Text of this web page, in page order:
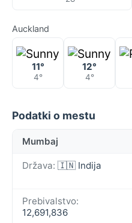
Auckland
11°
4°
12°
4°
Podatki o mestu
Mumbaj
Država: 🇮🇳 Indija
Prebivalstvo:
12,691,836